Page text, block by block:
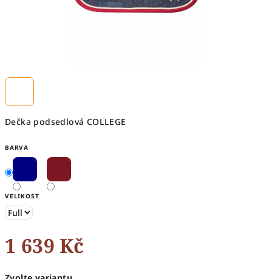
Dečka podsedlová COLLEGE
BARVA
VELIKOST
1 639 Kč